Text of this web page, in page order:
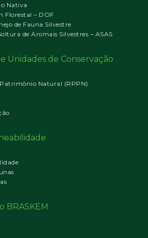
Nativa
Florestal – DOF
de Fauna Silvestre
de Animais Silvestres – ASAS
Unidades de Conservação
Natural (RPPN)
BRASKEM